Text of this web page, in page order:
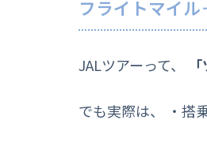
フライトマイ
JALツアーって、
でも実際は、 ・搭